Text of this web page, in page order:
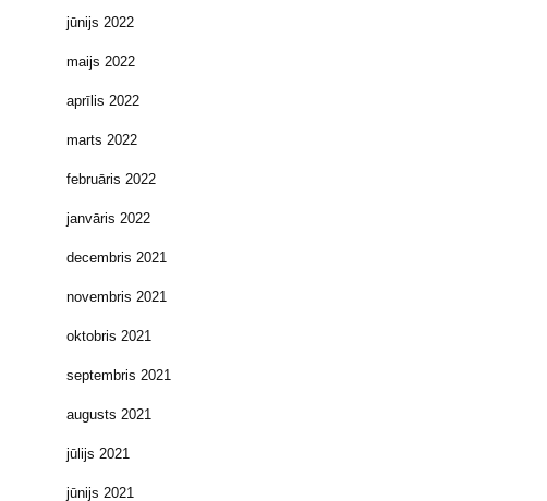
jūnijs 2022
maijs 2022
aprīlis 2022
marts 2022
februāris 2022
janvāris 2022
decembris 2021
novembris 2021
oktobris 2021
septembris 2021
augusts 2021
jūlijs 2021
jūnijs 2021